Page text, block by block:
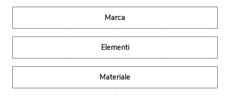
Marca
Elementi
Materiale